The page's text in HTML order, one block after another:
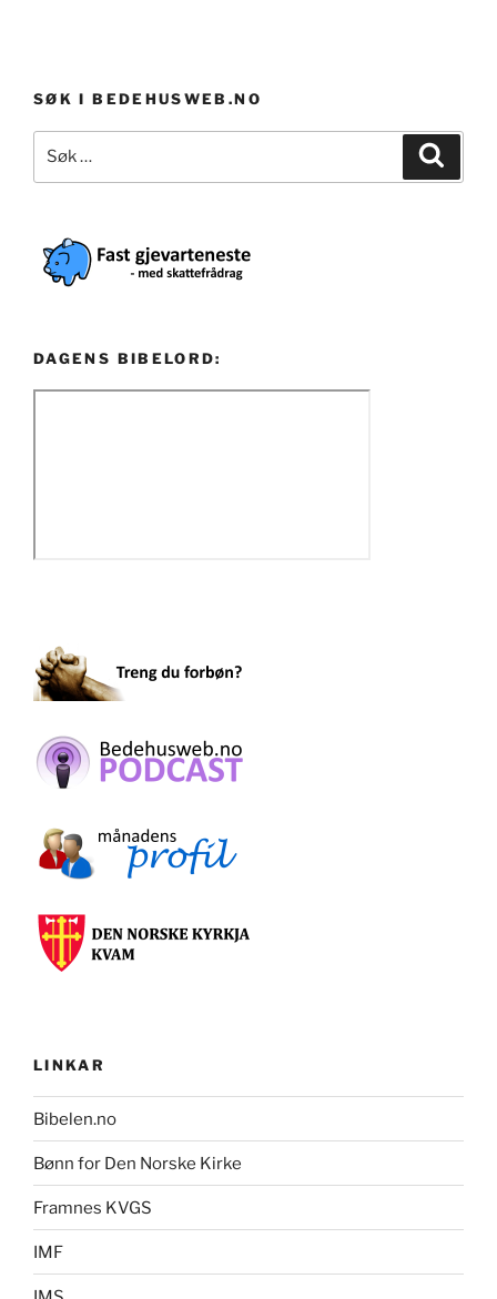
SØK I BEDEHUSWEB.NO
etter:
DAGENS BIBELORD:
LINKAR
Bibelen.no
Bønn for Den Norske Kirke
Framnes KVGS
IMF